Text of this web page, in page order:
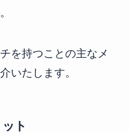
を持つことの主なメ
いたします。
ト